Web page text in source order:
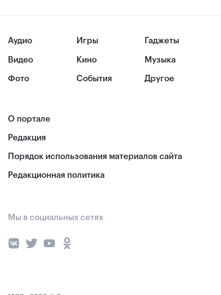
Аудио
Видео
Фото
Игры
Кино
События
Гаджеты
Музыка
Другое
О портале
Редакция
Порядок использования материалов сайта
Редакционная политика
Мы в социальных сетях